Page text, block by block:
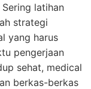
latihan
strategi
yang harus
pengerjaan
sehat, medical
berkas-berkas